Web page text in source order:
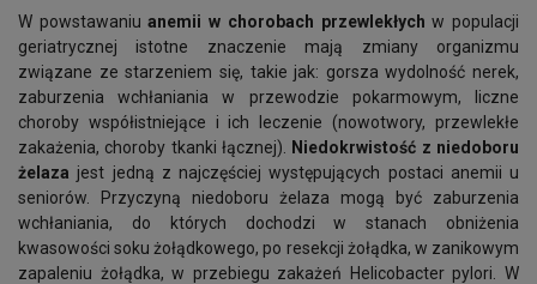
W powstawaniuanemii w chorobach przewlekłych w populacji
geriatrycznej istotne znaczenie mają zmiany organizmu
związane ze starzeniem się, takie jak: gorsza wydolność nerek,
zaburzenia wchłaniania w przewodzie pokarmowym, liczne
choroby współistniejące i ich leczenie (nowotwory, przewlekłe
zakażenia, choroby tkanki łącznej).
Niedokrwistość z niedoboru
żelaza jest jedną z najczęściej występujących postaci anemii u
seniorów. Przyczyną niedoboru żelaza mogą być zaburzenia
wchłaniania, do których dochodzi w stanach obniżenia
kwasowości soku żołądkowego, po resekcji żołądka, w zanikowym
zapaleniu żołądka, w przebiegu zakażeń Helicobacter pylori. W